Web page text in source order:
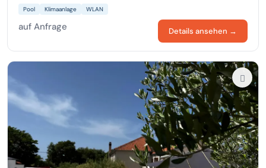
Pool Klimaanlage WLAN
auf Anfrage Details ansehen →